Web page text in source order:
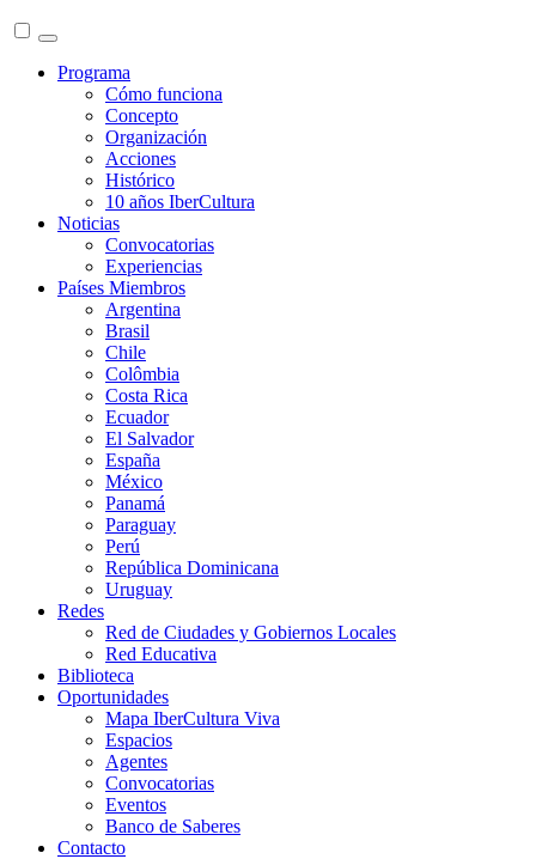
Programa
Cómo funciona
Concepto
Organización
Acciones
Histórico
10 años IberCultura
Noticias
Convocatorias
Experiencias
Países Miembros
Argentina
Brasil
Chile
Colômbia
Costa Rica
Ecuador
El Salvador
España
México
Panamá
Paraguay
Perú
República Dominicana
Uruguay
Redes
Red de Ciudades y Gobiernos Locales
Red Educativa
Biblioteca
Oportunidades
Mapa IberCultura Viva
Espacios
Agentes
Convocatorias
Eventos
Banco de Saberes
Contacto